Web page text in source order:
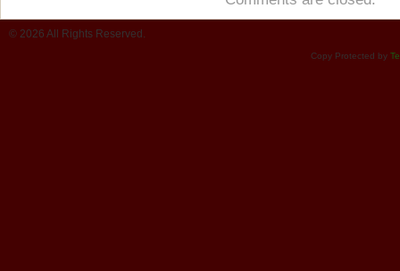
© 2026 All Rights Reserved.
Copy Protected by